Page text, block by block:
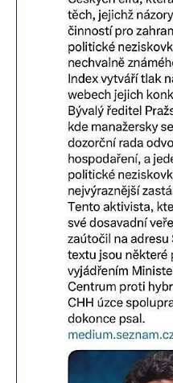
NEJČTENĚJŠÍ ZA 7 DNÍ
PŘÍSPĚVKY NA PROVOZ
SOCIÁLNÍ SÍTĚ
PLNÁ VERZE STRÁNEK